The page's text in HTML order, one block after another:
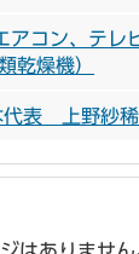
アコン、テレ
乾燥機）
代表 上野紗